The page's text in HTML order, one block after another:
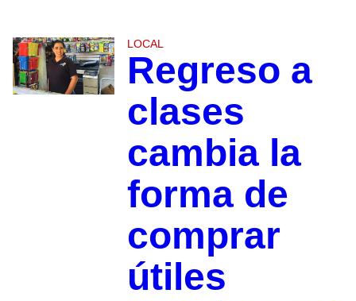
LOCAL
Regreso a
clases
cambia la
forma de
comprar
útiles